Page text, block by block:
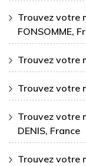
Trouvez votre
FONSOMME,
Trouvez votre
Trouvez votre
Trouvez votre
DENIS, France
Trouvez votre